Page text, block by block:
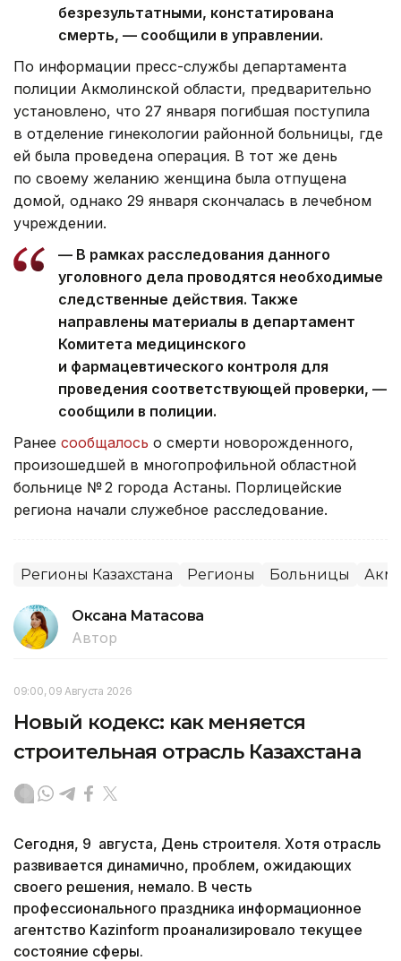
безрезультатными, констатирована
смерть, — сообщили в управлении.
По информации пресс-службы департамента
полиции Акмолинской области, предварительно
установлено, что 27 января погибшая поступила
в отделение гинекологии районной больницы, где
ей была проведена операция. В тот же день
по своему желанию женщина была отпущена
домой, однако 29 января скончалась в лечебном
учреждении.
— В рамках расследования данного
уголовного дела проводятся необходимые
следственные действия. Также
направлены материалы в департамент
Комитета медицинского
и фармацевтического контроля для
проведения соответствующей проверки, —
сообщили в полиции.
Ранее сообщалось о смерти новорожденного,
произошедшей в многопрофильной областной
больнице № 2 города Астаны. Порлицейские
региона начали служебное расследование.
Регионы Казахстана Регионы Больницы
Оксана Матасова
Автор
09:00, 09 Августа 2026
Новый кодекс: как меняется
строительная отрасль Казахстана
Сегодня, 9 августа, День строителя. Хотя отрасль
развивается динамично, проблем, ожидающих
своего решения, немало. В честь
профессионального праздника информационное
агентство Kazinform проанализировало текущее
состояние сферы.